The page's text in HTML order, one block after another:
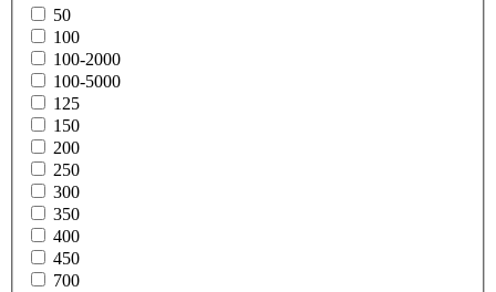
50
100
100-2000
100-5000
125
150
200
250
300
350
400
450
700